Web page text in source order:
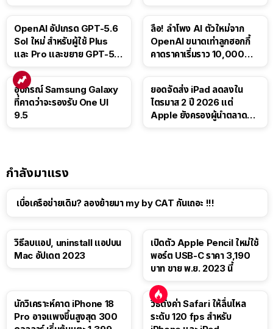
OpenAI อัปเกรด GPT-5.6
Sol ใหม่ สำหรับผู้ใช้ Plus
และ Pro และขยาย GPT-5.6
ลือ! ลำโพง AI ตัวใหม่จาก
OpenAI ขนาดเท่าลูกฮอกกี้
คาดราคาเริ่มราว 10,000
อุปกรณ์ Samsung Galaxy
ที่คาดว่าจะรองรับ One UI
9.5
ยอดจัดส่ง iPad ลดลงใน
ไตรมาส 2 ปี 2026 แต่
Apple ยังครองผู้นำตลาด
กำลังมาแรง
เบื่อเครือข่ายเดิม? ลองย้ายมา my by CAT กันเถอะ !!!
วิธีลบแอป, uninstall แอปบน
Mac อัปเดต 2023
เปิดตัว Apple Pencil ใหม่ใช้
พอร์ต USB-C ราคา 3,190
บาท ขาย พ.ย. 2023 นี้
นักวิเคราะห์คาด iPhone 18
Pro อาจแพงขึ้นสูงสุด 300
วิธีตั้งค่า Safari ให้ลื่นไหล
ระดับ 120 fps สำหรับ